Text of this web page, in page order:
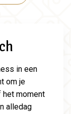
in een
om je
het moment
alledag